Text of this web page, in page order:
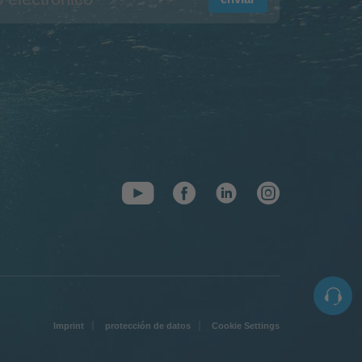
Imprint protección de datos Cookie Settings